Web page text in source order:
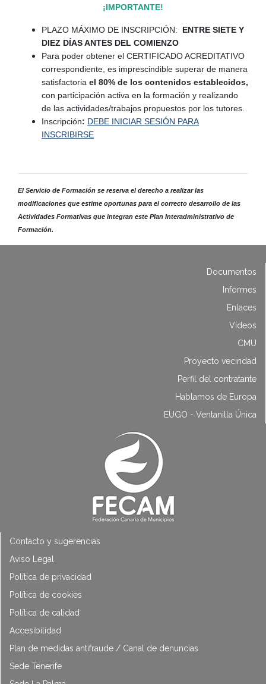
¡IMPORTANTE!
PLAZO MÁXIMO DE INSCRIPCIÓN:
ENTRE SIETE Y
DIEZ DÍAS ANTES DEL COMIENZO
Para poder obtener el CERTIFICADO ACREDITATIVO
correspondiente, es imprescindible superar de manera
satisfactoria el 80% de los contenidos establecidos,
con participación activa en la formación y realizando
de las actividades/trabajos propuestos por los tutores.
Inscripción: DEBE INICIAR SESIÓN PARA
INSCRIBIRSE
El Servicio de Formación se reserva el derecho a realizar las
modificaciones que estime oportunas para el correcto desarrollo de las
Actividades Formativas que integran este Plan Interadministrativo de
Formación.
Documentos
Informes
Enlaces
Vídeos
CMU
Proyecto vecindad
Perfil del contratante
Hablamos de Europa
EUGO - Ventanilla Única
Contacto y sugerencias
Aviso Legal
Política de privacidad
Política de cookies
Política de calidad
Accesibilidad
Plan de medidas antifraude / Canal de denuncias
Sede Tenerife